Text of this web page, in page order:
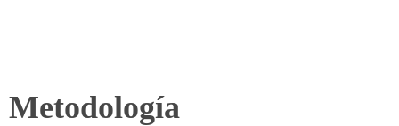
Metodología